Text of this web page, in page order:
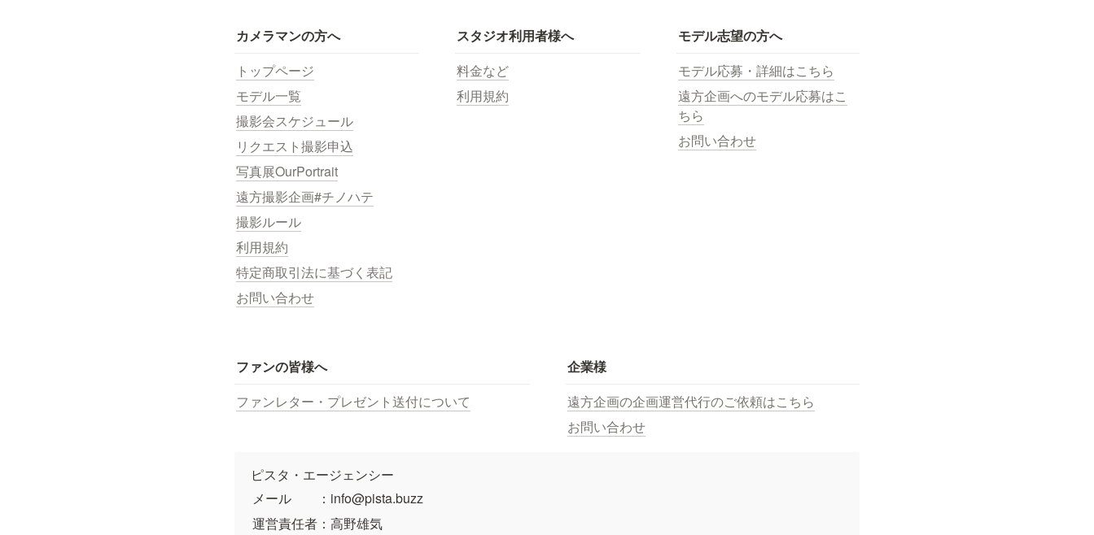
カメラマンの方へ
トップページ
モデル一覧
撮影会スケジュール
リクエスト撮影申込
写真展OurPortrait
遠方撮影企画#チノハテ
撮影ルール
利用規約
特定商取引法に基づく表記
お問い合わせ
スタジオ利用者様へ
料金など
利用規約
モデル志望の方へ
モデル応募・詳細はこちら
遠方企画へのモデル応募はこ
ちら
お問い合わせ
ファンの皆様へ
ファンレター・プレゼント送付について
企業様
遠方企画の企画運営代行のご依頼はこちら
お問い合わせ
ピスタ・エージェンシー
メール　　：info@pista.buzz
運営責任者：高野雄気